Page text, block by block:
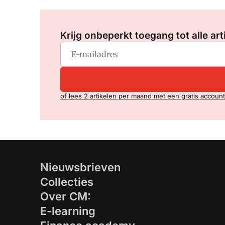
Krijg onbeperkt toegang tot alle
of lees 2 artikelen per maand met een gratis account
Nieuwsbrieven
Collecties
Over CM:
E-learning